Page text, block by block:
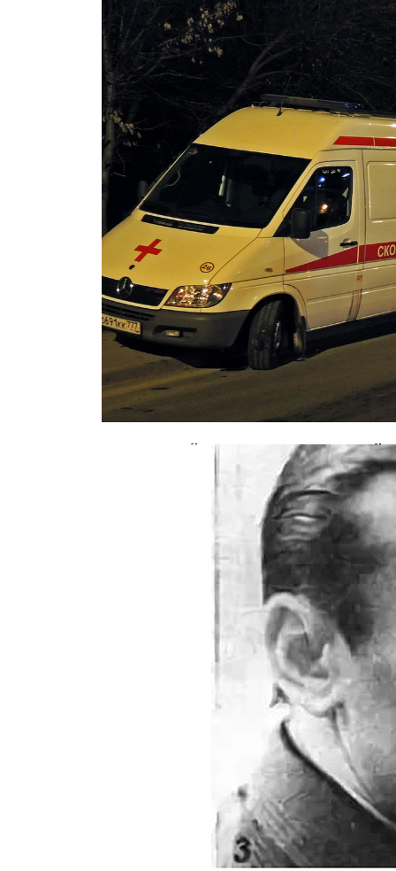
В страшной аварии с маршруткой